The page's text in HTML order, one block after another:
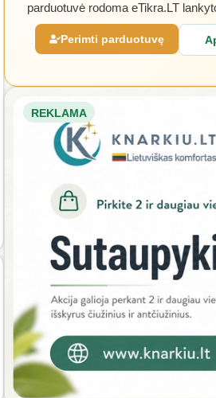
parduotuvė rodoma eTikra.LT
Perimti parduotuvę
REKLAMA